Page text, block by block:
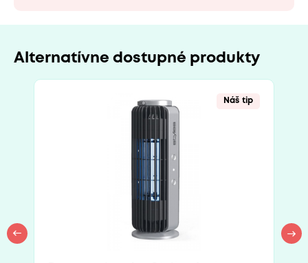
Alternatívne dostupné produkty
Náš tip